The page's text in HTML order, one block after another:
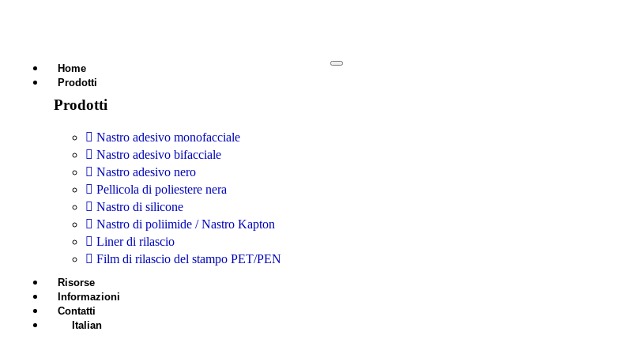
Home
Prodotti
Prodotti
Nastro adesivo monofacciale
Nastro adesivo bifacciale
Nastro adesivo nero
Pellicola di poliestere nera
Nastro di silicone
Nastro di poliimide / Nastro Kapton
Liner di rilascio
Film di rilascio del stampo PET/PEN
Risorse
Informazioni
Contatti
Italian